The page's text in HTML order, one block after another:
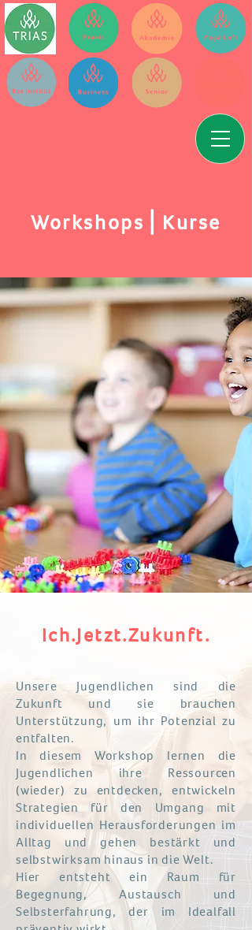
Workshops⎪Kurse
Ich.Jetzt.Zukunft.
Unsere Jugendlichen sind die
Zukunft und sie brauchen
Unterstützung, um ihr Potenzial zu
entfalten.
In diesem Workshop lernen die
Jugendlichen ihre Ressourcen
(wieder) zu entdecken, entwickeln
Strategien für den Umgang mit
individuellen Herausforderungen im
Alltag und gehen bestärkt und
selbstwirksam hinaus in die Welt.
Hier entsteht ein Raum für
Begegnung, Austausch und
Selbsterfahrung, der im Idealfall